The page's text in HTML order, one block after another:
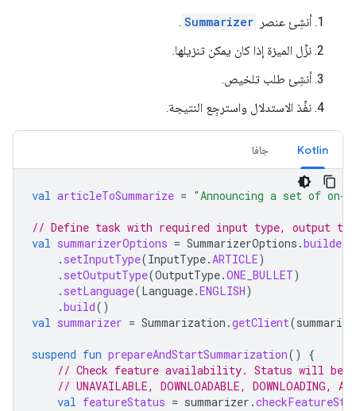
أنشِئ عنصر Summarizer
.
نزِّل الميزة إذا كان يمكن تنزيلها.
أنشِئ طلب تلخيص.
نفِّذ الاستدلال واسترجِع النتيجة.
Kotlin جافا
val articleToSummarize = "Announcing a set of on-
// Define task with required input type, output
val summarizerOptions = SummarizerOptions .builder
. setInputType(InputType.ARTICLE)
. setOutputType(OutputType.ONE_BULLET)
. setLanguage(Language.ENGLISH)
.build()
val summarizer = Summarization .getClient(
suspend fun prepareAndStartSummarization()
{
// Check feature availability. Status will be
// UNAVAILABLE, DOWNLOADABLE, DOWNLOADING,
val featureStatus = summarizer .